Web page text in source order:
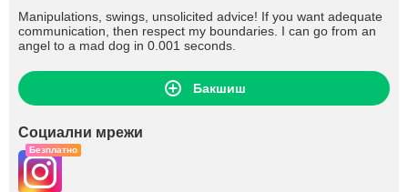
Manipulations, swings, unsolicited advice! If you want adequate
communication, then respect my boundaries. I can go from an
angel to a mad dog in 0.001 seconds.
Бакшиш
Социални мрежи
Безплатно